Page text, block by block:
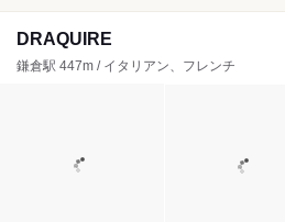
DRAQUIRE
鎌倉駅 447m / イタリアン、フレンチ